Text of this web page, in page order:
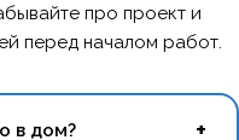
про проект и
перед началом работ.
в дом?